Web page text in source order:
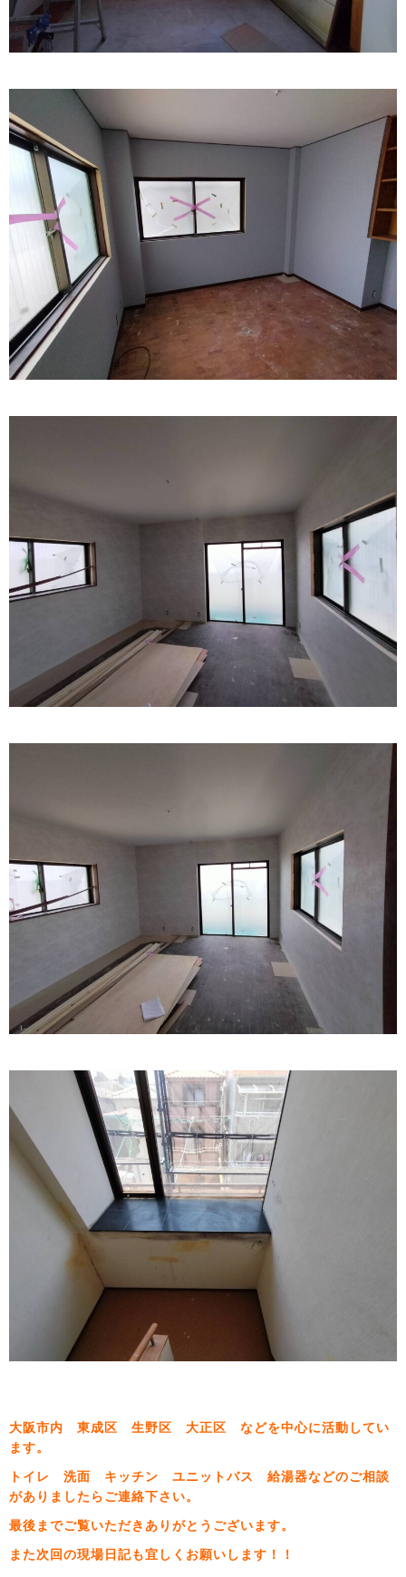
大阪市内 東成区 生野区 大正区 などを中心に活動してい
ます。
トイレ 洗面 キッチン ユニットバス 給湯器などのご相談
がありましたらご連絡下さい。
最後までご覧いただきありがとうございます。
また次回の現場日記も宜しくお願いします！！